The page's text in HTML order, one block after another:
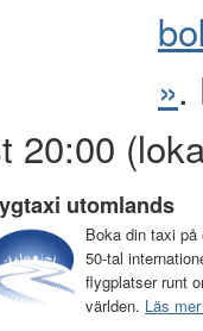
».
20:00
utomlands
Boka din taxi på
50-tal
flygplatser runt
världen. Läs